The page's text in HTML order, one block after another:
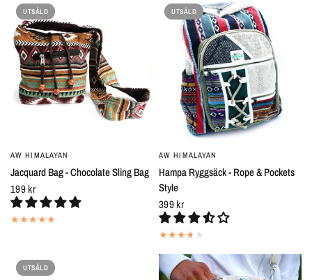
UTSÅLD
SNABBTITT
AW HIMALAYAN
Jacquard Bag - Chocolate Sling Bag
199 kr
UTSÅLD
SNABBTITT
AW HIMALAYAN
Hampa Ryggsäck - Rope & Pockets
Style
399 kr
UTSÅLD